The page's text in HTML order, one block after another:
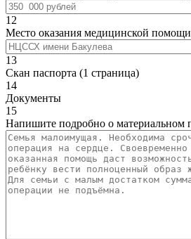
12
Место оказания медицинской помощи
13
Скан паспорта (1 страница)
14
Документы
15
Напишите подробно о материальном